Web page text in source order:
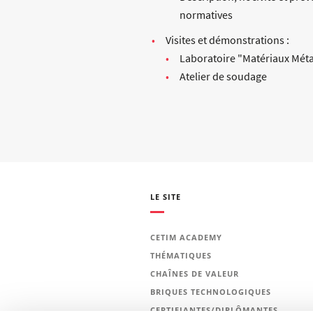
normatives
Visites et démonstrations :
Laboratoire "Matériaux
Atelier de soudage
LE SITE
CETIM ACADEMY
THÉMATIQUES
CHAÎNES DE VALEUR
BRIQUES TECHNOLOGIQUES
CERTIFIANTES/DIPLÔMANTES